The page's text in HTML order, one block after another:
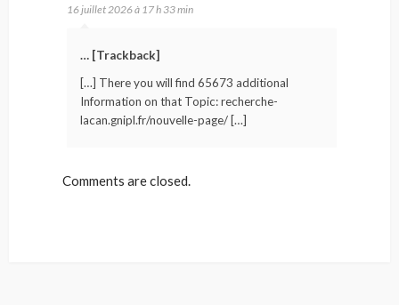
16 juillet 2026 à 17 h 33 min
… [Trackback]
[…] There you will find 65673 additional
Information on that Topic: recherche-
lacan.gnipl.fr/nouvelle-page/ […]
Comments are closed.